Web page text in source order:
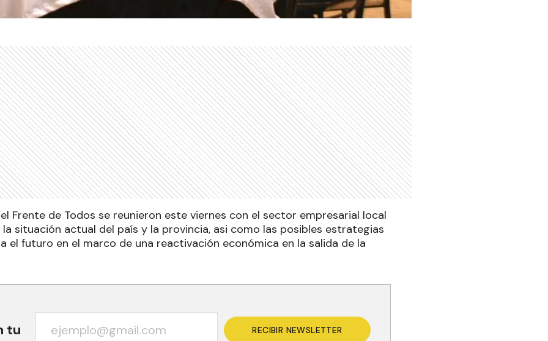
Frente de Todos se reunieron este viernes con el sector empresarial local
situación actual del país y la provincia, asi como las posibles estrategias
el futuro en el marco de una reactivación económica en la salida de la
tu RECIBIR NEWSLETTER